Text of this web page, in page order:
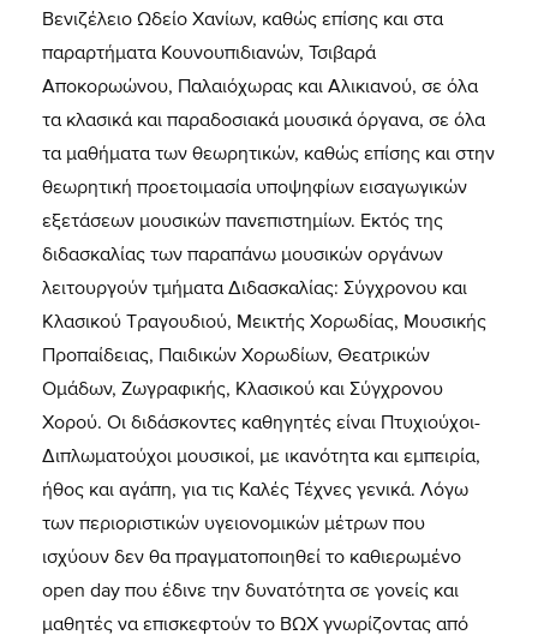
Βενιζέλειο Ωδείο Χανίων, καθώς επίσης και στα
παραρτήματα Κουνουπιδιανών, Τσιβαρά
Αποκορωώνου, Παλαιόχωρας και Αλικιανού, σε όλα
τα κλασικά και παραδοσιακά μουσικά όργανα, σε όλα
τα μαθήματα των θεωρητικών, καθώς επίσης και στην
θεωρητική προετοιμασία υποψηφίων εισαγωγικών
εξετάσεων μουσικών πανεπιστημίων. Εκτός της
διδασκαλίας των παραπάνω μουσικών οργάνων
λειτουργούν τμήματα Διδασκαλίας: Σύγχρονου και
Κλασικού Τραγουδιού, Μεικτής Χορωδίας, Μουσικής
Προπαίδειας, Παιδικών Χορωδίων, Θεατρικών
Ομάδων, Ζωγραφικής, Κλασικού και Σύγχρονου
Χορού. Οι διδάσκοντες καθηγητές είναι Πτυχιούχοι-
Διπλωματούχοι μουσικοί, με ικανότητα και εμπειρία,
ήθος και αγάπη, για τις Καλές Τέχνες γενικά. Λόγω
των περιοριστικών υγειονομικών μέτρων που
ισχύουν δεν θα πραγματοποιηθεί το καθιερωμένο
open day που έδινε την δυνατότητα σε γονείς και
μαθητές να επισκεφτούν το ΒΩΧ γνωρίζοντας από